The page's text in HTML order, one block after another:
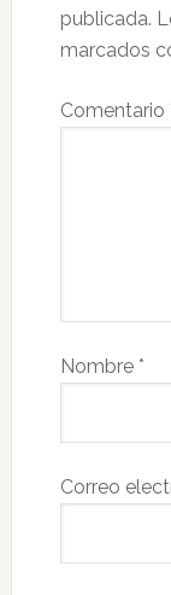
publicada.
marcados
Comentario
Nombre *
Correo